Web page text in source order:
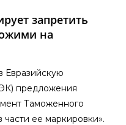
запретить
на
Евразийскую
предложения
Таможенного
ее маркировки».